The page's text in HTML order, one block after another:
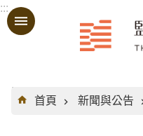
跳到主要內容區塊
:::
:::
首頁
新聞與公告